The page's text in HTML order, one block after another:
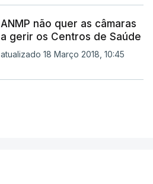
ANMP não quer as câmaras
a gerir os Centros de Saúde
atualizado 18 Março 2018, 10:45